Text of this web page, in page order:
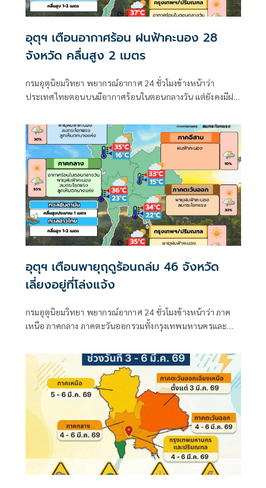
อุตุฯ เตือนอากาศร้อน ฝนฟ้าคะนอง 28
จังหวัด คลื่นสูง 2 เมตร
กรมอุตุนิยมวิทยา พยากรณ์อากาศ 24 ชั่วโมงข้างหน้าว่า
ประเทศไทยตอนบนมีอากาศร้อนในตอนกลางวัน แต่ยังคงมีฝน
ภาคตะวันออก
อุตุฯ เตือนพายุฤดูร้อนถล่ม 46 จังหวัด
เลี่ยงอยู่ที่โล่งแจ้ง
กรมอุตุนิยมวิทยา พยากรณ์อากาศ 24 ชั่วโมงข้างหน้าว่า ภาค
เหนือ ภาคกลาง ภาคตะวันออกรวมทั้งกรุงเทพมหานครและ
ของพายุฝนฟ้าคะนอง